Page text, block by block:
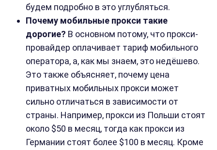
будем подробно в это углубляться.
Почему мобильные прокси такие
дорогие? В основном потому, что прокси-
провайдер оплачивает тариф мобильного
оператора, а, как мы знаем, это недёшево.
Это также объясняет, почему цена
приватных мобильных прокси может
сильно отличаться в зависимости от
страны. Например, прокси из Польши стоят
около $50 в месяц, тогда как прокси из
Германии стоят более $100 в месяц. Кроме